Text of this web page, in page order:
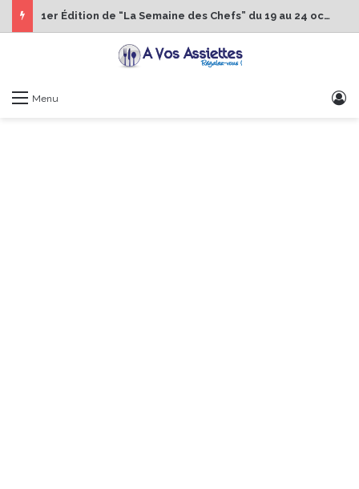
1er Édition de “La Semaine des Chefs” du 19 au 24 octobre 2026
Menu